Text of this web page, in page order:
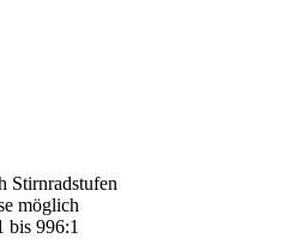
Stirnradstufen
möglich
bis 996:1